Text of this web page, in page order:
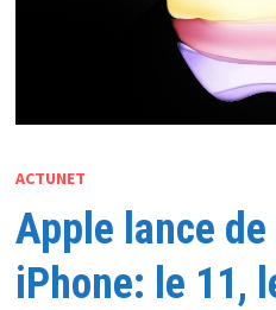
ACTUNET
Apple lance
iPhone: le 11,